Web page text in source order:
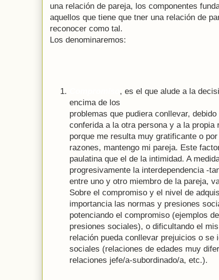
una relación de pareja, los componentes
aquellos que tiene que tner una relación de
reconocer como tal.
Los denominaremos:
, es el que alude a la
encima de los
problemas que pudiera conllevar,
conferida a la otra persona y a la
porque me resulta muy gratificante o
razones, mantengo mi pareja. Este
paulatina que el de la intimidad. A
progresivamente la interdependencia -
entre uno y otro miembro de la pareja,
Sobre el compromiso y el nivel de
importancia las normas y presiones
potenciando el compromiso (ejemplos
presiones sociales), o dificultando el
relación pueda conllevar prejuicios o se
sociales (relaciones de edades muy
relaciones jefe/a-subordinado/a, etc.).